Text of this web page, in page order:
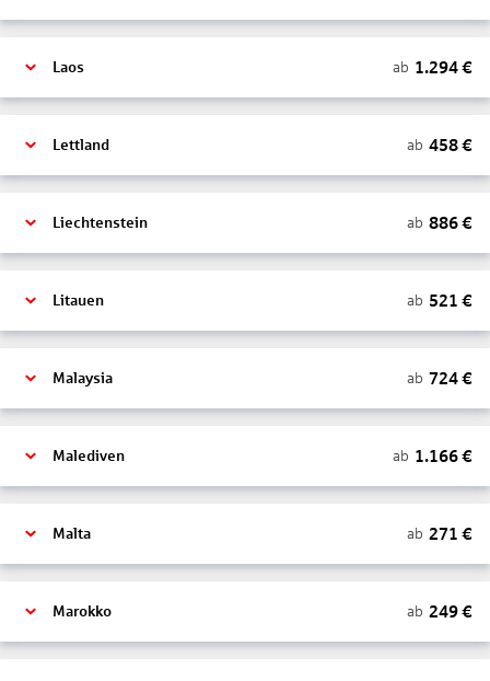
Laos ab 1.294€
Lettland ab 458€
Liechtenstein ab 886€
Litauen ab 521 €
Malaysia ab 724€
Malediven ab 1.166€
Malta ab 271 €
Marokko ab 249€